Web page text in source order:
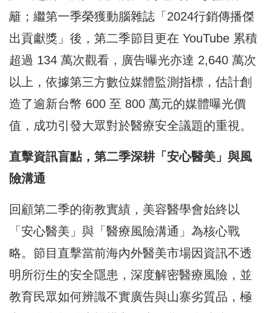
籬；繼第一季榮獲動腦雜誌「2024行銷傳播傑
出貢獻獎」後，第二季節目更在 YouTube 累積
超過 134 萬次觀看，廣告曝光亦達 2,640 萬次
以上，依據第三方數位媒體監測指標，估計創
造了逾新台幣 600 至 800 萬元的媒體曝光價
值，成功引發大眾對於醫療安全議題的重視。
直擊資訊盲點，第二季深耕「安心醫美」與風
險溝通
回顧第二季的衛教實績，美容醫學會始終以
「安心醫美」與「醫療風險溝通」為核心戰
略。節目直擊當前海內外醫美市場因資訊不透
明所衍生的安全隱患，深度解密醫療風險，並
教育民眾如何辨識不實廣告與山寨劣質品，極